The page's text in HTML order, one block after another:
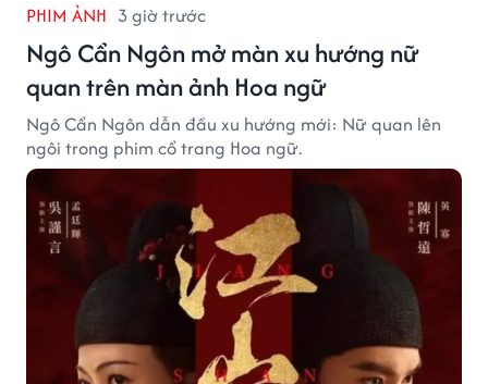
PHIM ẢNH 3 giờ trước
Ngô Cẩn Ngôn mở màn xu hướng nữ
quan trên màn ảnh Hoa ngữ
Ngô Cẩn Ngôn dẫn đầu xu hướng mới: Nữ quan lên
ngôi trong phim cổ trang Hoa ngữ.